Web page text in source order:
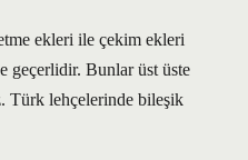
ekleri ile çekim ekleri
geçerlidir. Bunlar üst üste
Türk lehçelerinde bileşik